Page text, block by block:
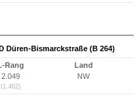
Düren-Bismarckstraße (B 264)
L-Rang
2.049
(1.462)
Land
NW